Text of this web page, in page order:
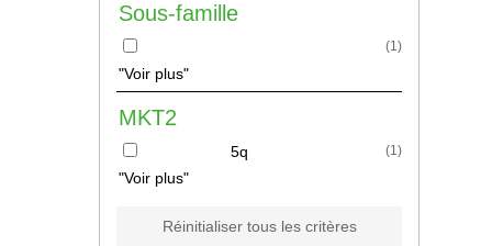
Sous-famille
(1)
"Voir plus"
MKT2
5q (1)
"Voir plus"
Réinitialiser tous les critères